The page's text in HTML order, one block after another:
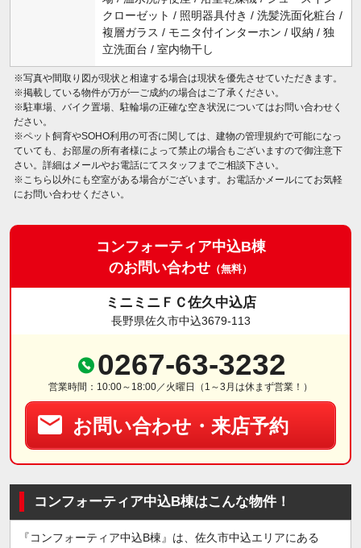
クローゼット / 照明器具付き / 洗髪洗面化粧台 /
複層ガラス / モニタ付インターホン / 収納 / 独
立洗面台 / 室内物干し
※写真や間取り図が現状と相違する場合は現状を優先させていただきます。
※掲載している物件が万が一ご成約の場合はご了承ください。
※駐車場、バイク置場、駐輪場の正確な空き状況についてはお問い合わせく
ださい。
※ペット飼育やSOHO利用の可否に関しては、建物の管理規約で可能になっ
ていても、お部屋の所有者様によって禁止の場合もございますので御注意下
さい。詳細はメールやお電話にてスタッフまでご相談下さい。
※こちら以外にも空室がある場合がございます。お電話かメールにてお気軽
にお問い合わせください。
コンフォーティア中込B棟
のお問い合わせ （無料）
ミニミニＦＣ佐久中込店
長野県佐久市中込3679-113
0267-63-3232
営業時間：10:00～18:00／火曜日（1～3月は休まず営業！）
お問い合わせ・来店予約
コンフォーティア中込B棟はこんな物件！
『コンフォーティア中込B棟』は、佐久市中込エリアにある